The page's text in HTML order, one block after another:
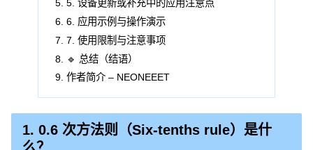
5. 设备更新或补充中的应用注意点
6. 应用示例与操作演示
7. 使用限制与注意事项
🔹 总结（结语）
作者简介 – NEONEEET
1. 0.6 次方法则（Six‑tenths rule）是什
么？